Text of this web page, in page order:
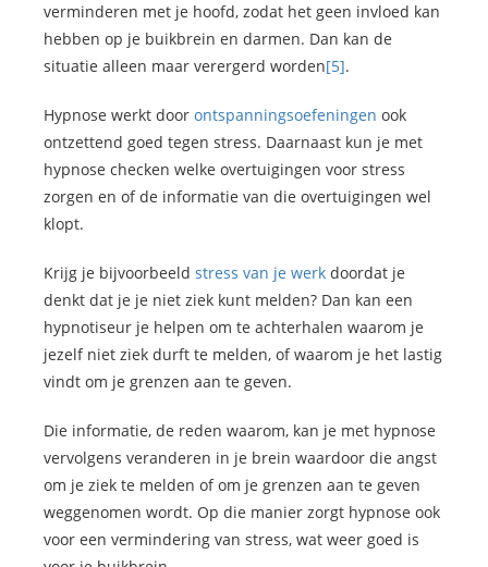
verminderen met je hoofd, zodat het geen invloed kan
hebben op je buikbrein en darmen. Dan kan de
situatie alleen maar verergerd worden[5].
Hypnose werkt door ontspanningsoefeningen ook
ontzettend goed tegen stress. Daarnaast kun je met
hypnose checken welke overtuigingen voor stress
zorgen en of de informatie van die overtuigingen wel
klopt.
Krijg je bijvoorbeeld stress van je werk doordat je
denkt dat je je niet ziek kunt melden? Dan kan een
hypnotiseur je helpen om te achterhalen waarom je
jezelf niet ziek durft te melden, of waarom je het lastig
vindt om je grenzen aan te geven.
Die informatie, de reden waarom, kan je met hypnose
vervolgens veranderen in je brein waardoor die angst
om je ziek te melden of om je grenzen aan te geven
weggenomen wordt. Op die manier zorgt hypnose ook
voor een vermindering van stress, wat weer goed is